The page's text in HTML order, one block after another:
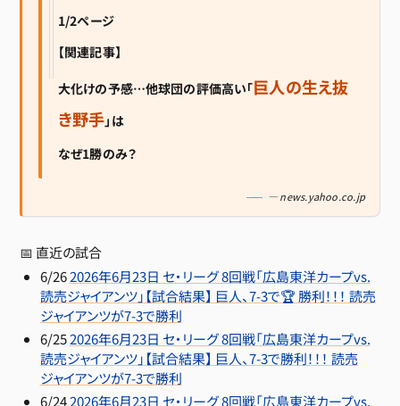
1/2ページ
【関連記事】
大化けの予感…他球団の評価高い「巨人の生え抜
き野手」は
なぜ1勝のみ？
— news.yahoo.co.jp
📅 直近の試合
6/262026年6月23日 セ・リーグ 8回戦「広島東洋カープvs.
読売ジャイアンツ」【試合結果】 巨人、7-3で🏆 勝利！！！ 読売
ジャイアンツが7-3で勝利
6/252026年6月23日 セ・リーグ 8回戦「広島東洋カープvs.
読売ジャイアンツ」【試合結果】 巨人、7-3で勝利！！！ 読売
ジャイアンツが7-3で勝利
6/242026年6月23日 セ・リーグ 8回戦「広島東洋カープvs.